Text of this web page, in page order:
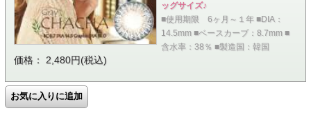
ッグサイズ♪
■使用期限 6ヶ月～１年 ■DIA：
14.5mm ■ベースカーブ：8.7mm ■
含水率：38％ ■製造国：韓国
価格： 2,480円(税込)